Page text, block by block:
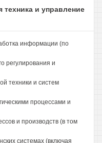
и управление
информации (по
регулирования и
техники и систем
процессами и
и производств (в том
системах (включая